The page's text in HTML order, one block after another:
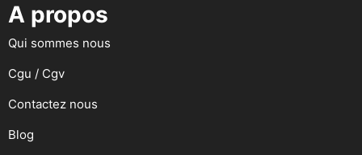
A propos
Qui sommes nous
Cgu / Cgv
Contactez nous
Blog